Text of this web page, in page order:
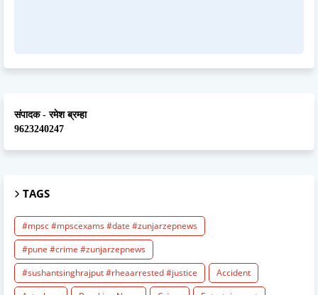
संपादक - रमेश ब्रम्हा
9623240247
TAGS
#mpsc #mpscexams #date #zunjarzepnews
#pune #crime #zunjarzepnews
#sushantsinghrajput #rheaarrested #justice
Accident